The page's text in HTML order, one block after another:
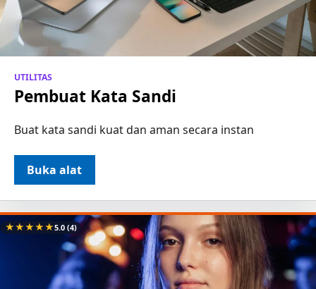
UTILITAS
Pembuat Kata Sandi
Buat kata sandi kuat dan aman secara instan
Buka alat
★★★★★5.0(4)